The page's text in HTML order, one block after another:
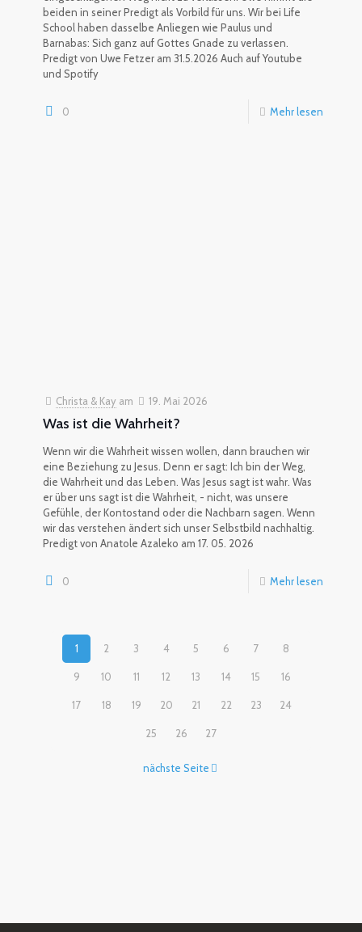
beiden in seiner Predigt als Vorbild für uns. Wir bei Life
School haben dasselbe Anliegen wie Paulus und
Barnabas: Sich ganz auf Gottes Gnade zu verlassen.
Predigt von Uwe Fetzer am 31.5.2026 Auch auf Youtube
und Spotify
0 Mehr lesen
Christa & Kay am 19. Mai 2026
Was ist die Wahrheit?
Wenn wir die Wahrheit wissen wollen, dann brauchen wir
eine Beziehung zu Jesus. Denn er sagt: Ich bin der Weg,
die Wahrheit und das Leben. Was Jesus sagt ist wahr. Was
er über uns sagt ist die Wahrheit, - nicht, was unsere
Gefühle, der Kontostand oder die Nachbarn sagen. Wenn
wir das verstehen ändert sich unser Selbstbild nachhaltig.
Predigt von Anatole Azaleko am 17. 05. 2026
0 Mehr lesen
1 2 3 4 5 6 7 8
9 10 11 12 13 14 15 16
17 18 19 20 21 22 23 24
25 26 27
nächste Seite